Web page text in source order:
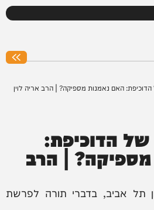
האם נאמנות מספיקה? | הרב אריה לוין
הדוכיפת:
| הרב
תל אביב, בדברי תורה לפרשת